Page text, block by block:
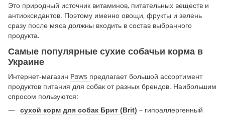
Это природный источник витаминов, питательных веществ и
антиоксидантов. Поэтому именно овощи, фрукты и зелень
сразу после мяса должны входить в состав выбранного
продукта.
Самые популярные сухие собачьи корма в
Украине
Интернет-магазин Paws предлагает большой ассортимент
продуктов питания для собак от разных брендов. Наибольшим
спросом пользуются:
сухой корм для собак Брит (Brit) – гипоаллергенный